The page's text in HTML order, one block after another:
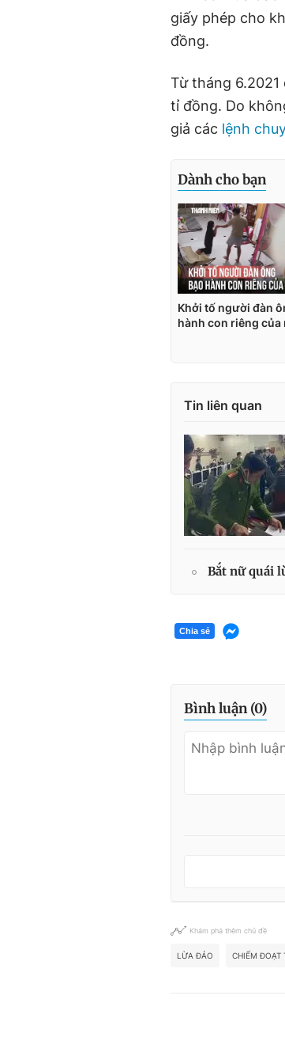
giấy phép cho
đồng.
Từ tháng 6.2021
tỉ đồng. Do
giả các lệnh
Tin liên quan
Bắt nữ quái
Chia sẻ
Bình luận (0)
Khám phá thêm chủ đề
LỪA ĐẢO CHIẾM ĐOẠT